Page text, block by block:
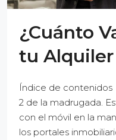
¿Cuánto
tu
Índice de
2 de la madrugada.
con el móvil en la
los portales